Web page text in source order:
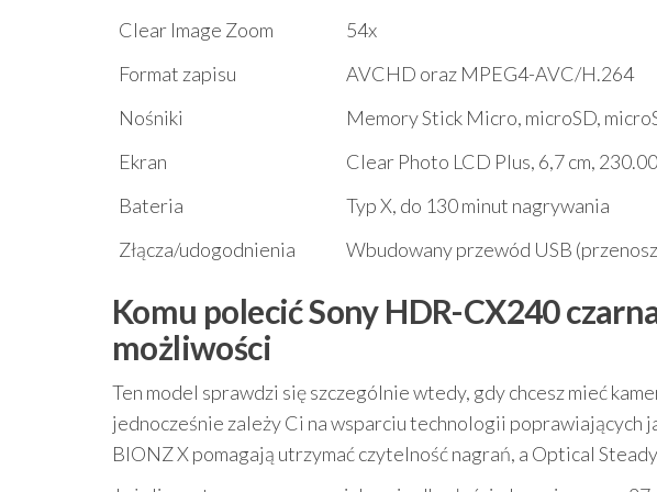
Clear Image Zoom
54x
Format zapisu
AVCHD oraz MPEG4-AVC/H.264
Nośniki
Memory Stick Micro, microSD,
Ekran
Clear Photo LCD Plus, 6,7 cm,
Bateria
Typ X, do 130 minut nagrywania
Złącza/udogodnienia
Wbudowany przewód USB
Komu polecić Sony HDR-CX240
możliwości
Ten model sprawdzi się szczególnie wtedy, gdy chcesz mieć
jednocześnie zależy Ci na wsparciu technologii poprawiających
BIONZ X pomagają utrzymać czytelność nagrań, a Optical